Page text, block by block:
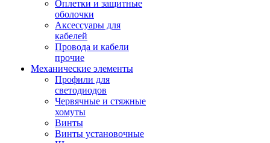
Оплетки и защитные
оболочки
Аксессуары для
кабелей
Провода и кабели
прочие
Механические элементы
Профили для
светодиодов
Червячные и стяжные
хомуты
Винты
Винты установочные